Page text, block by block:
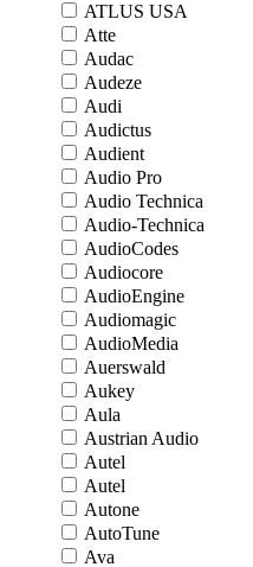
ATLUS USA
Atte
Audac
Audeze
Audi
Audictus
Audient
Audio Pro
Audio Technica
Audio-Technica
AudioCodes
Audiocore
AudioEngine
Audiomagic
AudioMedia
Auerswald
Aukey
Aula
Austrian Audio
Autel
Autel
Autone
AutoTune
Ava